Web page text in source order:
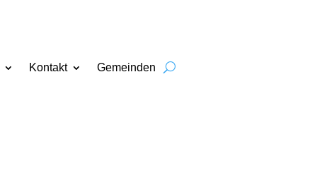
Kontakt Gemeinden